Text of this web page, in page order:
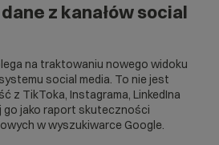
z kanałów social
na traktowaniu nowego widoku
social media. To nie jest
z TikToka, Instagrama, LinkedIna
go jako raport skuteczności
w wyszukiwarce Google.